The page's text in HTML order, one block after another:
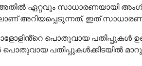
ഏറ്റവും സാധാരണയായി
അറിയപ്പെടുന്നത്, ഇത്
പൊതുവായ
പതിപ്പുകൾക്കിടയിൽ